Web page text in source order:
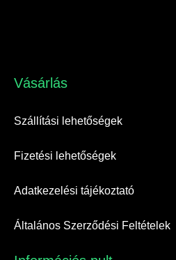
Vásárlás​
Szállítási lehetőségek
Fizetési lehetőségek
Adatkezelési tájékoztató
Általános Szerződési Feltételek